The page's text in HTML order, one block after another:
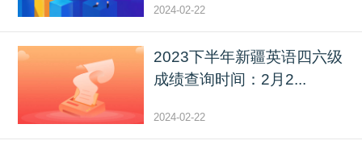
2024-02-22
2023下半年新疆英语四六级
成绩查询时间：2月2...
2024-02-22